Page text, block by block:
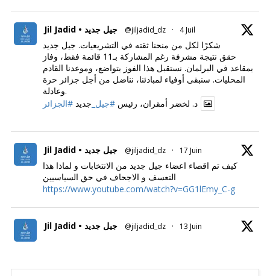
Jil Jadid • جيل جديد @jiljadid_dz · 4 Juil
شكرًا لكل من منحنا ثقته في التشريعيات. جيل جديد
حقق نتيجة مشرفة رغم المشاركة بـ11 قائمة فقط، وفاز
بمقاعد في البرلمان. نستقبل هذا الفوز بتواضع، وموعدنا القادم
المحليات. سنبقى أوفياء لمبادئنا، نناضل من أجل جزائر حرة
وعادلة.
د. لخضر أمقران، رئيس#جيل_ جديد#الجزائر
Jil Jadid • جيل جديد @jiljadid_dz · 17 Juin
كيف تم اقصاء اعضاء جيل جديد من الانتخابات و لماذا هذا
التعسف و الاجحاف في حق السياسيين
https://www.youtube.com/watch?v=GG1lEmy_C-g
Jil Jadid • جيل جديد @jiljadid_dz · 13 Juin